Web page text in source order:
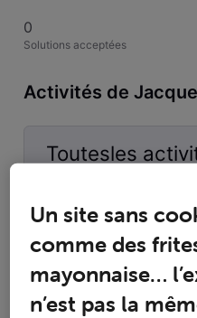
0
Solutions acceptées
Activités de
Toutesles
Toutesles
activités
JacquesBrunet a suivi
JacquesBrunet
J Facture papier
Un site sans
comme des
mayonnaise…
n’est pas la